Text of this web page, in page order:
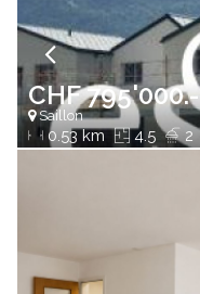
CHF 795'000.-
Saillon
0.53 km 4.5 2